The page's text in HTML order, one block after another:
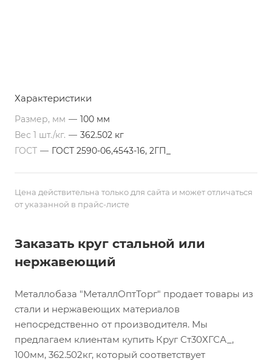
Характеристики
Размер, мм — 100 мм
Вес 1 шт./кг. — 362.502 кг
ГОСТ — ГОСТ 2590-06,4543-16, 2ГП_
Цена действительна только для сайта и может отличаться
от указанной в прайс-листе
Заказать круг стальной или
нержавеющий
Металлобаза "МеталлОптТорг" продает товары из
стали и нержавеющих материалов
непосредственно от производителя. Мы
предлагаем клиентам купить Круг Ст30ХГСА_,
100мм, 362.502кг, который соответствует